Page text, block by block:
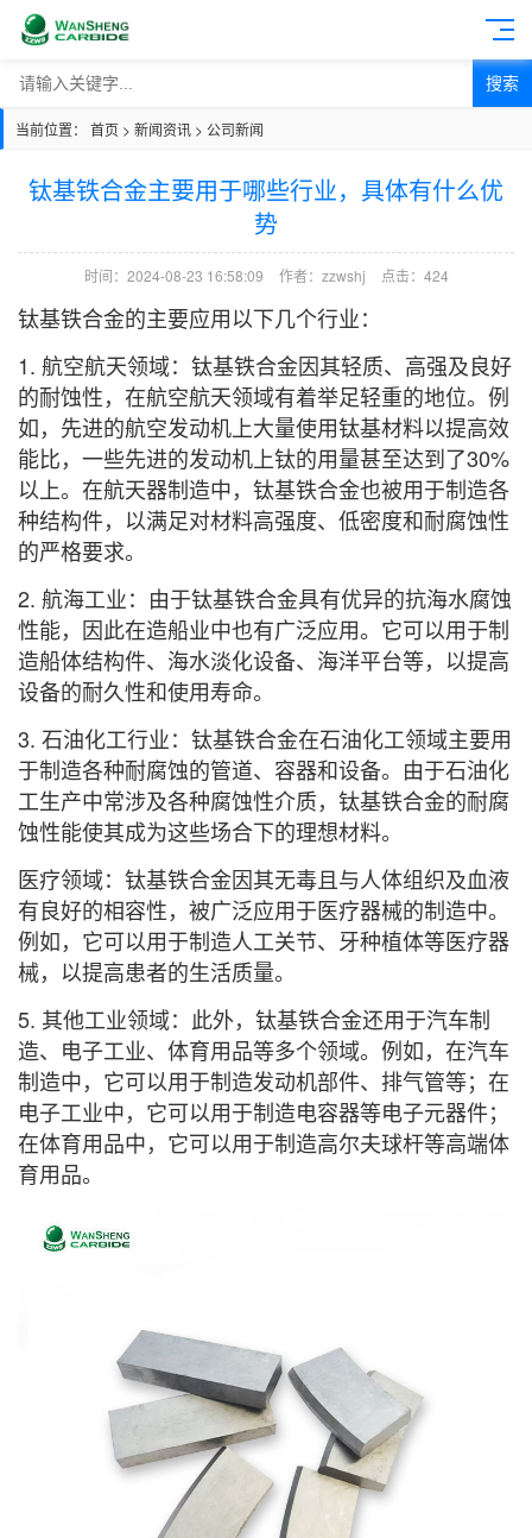
搜索
当前位置： 首页 > 新闻资讯 > 公司新闻
钛基铁合金主要用于哪些行业，具体有什么优
势
时间：2024-08-23 16:58:09 作者：zzwshj 点击： 424
钛基铁合金的主要应用以下几个行业：
1. 航空航天领域：钛基铁合金因其轻质、高强及良好
的耐蚀性，在航空航天领域有着举足轻重的地位。例
如，先进的航空发动机上大量使用钛基材料以提高效
能比，一些先进的发动机上钛的用量甚至达到了30%
以上。在航天器制造中，钛基铁合金也被用于制造各
种结构件，以满足对材料高强度、低密度和耐腐蚀性
的严格要求。
2. 航海工业：由于钛基铁合金具有优异的抗海水腐蚀
性能，因此在造船业中也有广泛应用。它可以用于制
造船体结构件、海水淡化设备、海洋平台等，以提高
设备的耐久性和使用寿命。
3. 石油化工行业：钛基铁合金在石油化工领域主要用
于制造各种耐腐蚀的管道、容器和设备。由于石油化
工生产中常涉及各种腐蚀性介质，钛基铁合金的耐腐
蚀性能使其成为这些场合下的理想材料。
医疗领域：钛基铁合金因其无毒且与人体组织及血液
有良好的相容性，被广泛应用于医疗器械的制造中。
例如，它可以用于制造人工关节、牙种植体等医疗器
械，以提高患者的生活质量。
5. 其他工业领域：此外，钛基铁合金还用于汽车制
造、电子工业、体育用品等多个领域。例如，在汽车
制造中，它可以用于制造发动机部件、排气管等；在
电子工业中，它可以用于制造电容器等电子元器件；
在体育用品中，它可以用于制造高尔夫球杆等高端体
育用品。